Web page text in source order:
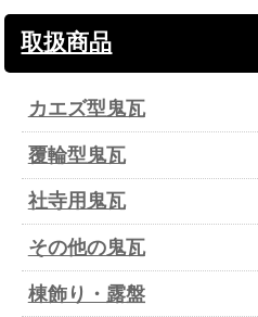
取扱商品
カエズ型鬼瓦
覆輪型鬼瓦
社寺用鬼瓦
その他の鬼瓦
棟飾り・露盤